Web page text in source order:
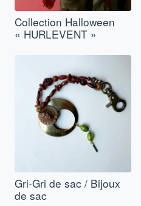
Collection Halloween
« HURLEVENT »
Gri-Gri de sac / Bijoux
de sac